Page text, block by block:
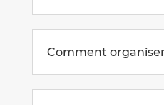
Comment